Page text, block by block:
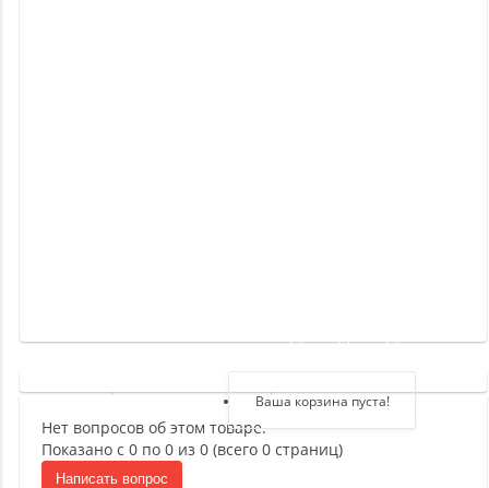
Регистрация
Авторизация
Ваша корзина пуста!
Нет вопросов об этом товаре.
Показано с 0 по 0 из 0 (всего 0 страниц)
Написать вопрос